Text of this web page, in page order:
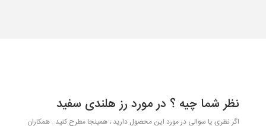
نظر شما چیه ؟ در مورد رز هلندی سفید
اگر نظری یا سوالی در مورد این محصول دارید ، همینجا مطرح کنید . همکاران